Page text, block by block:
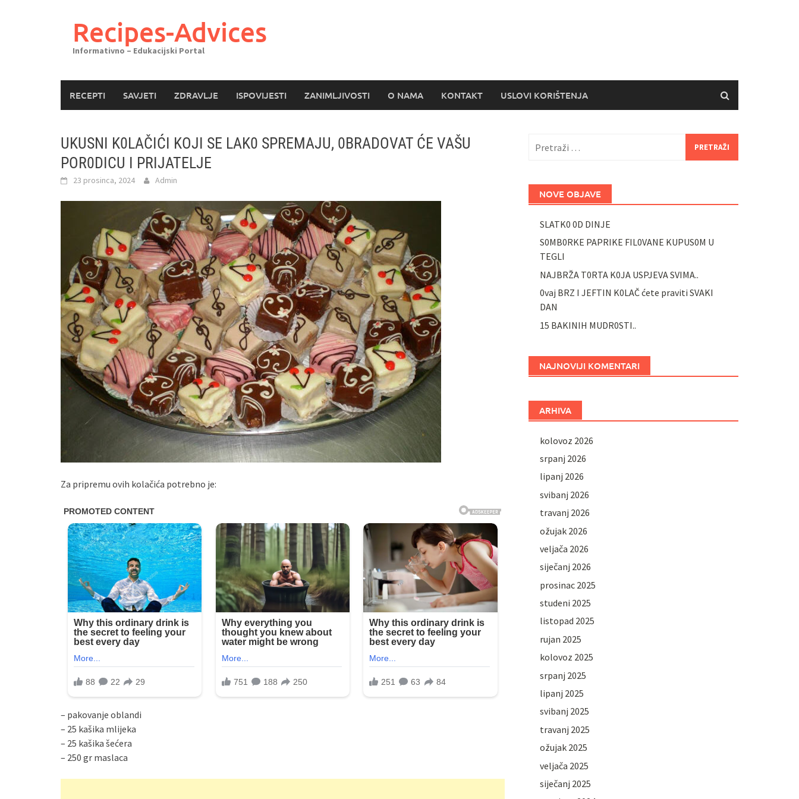
Recipes-Advices
Informativno – Edukacijski Portal
RECEPTI SAVJETI ZDRAVLJE ISPOVIJESTI ZANIMLJIVOSTI O NAMA KONTAKT USLOVI KORIŠTENJA
UKUSNI K0LAČIĆI KOJI SE LAK0 SPREMAJU, 0BRADOVAT ĆE VAŠU
POR0DICU I PRIJATELJE
23 prosinca, 2024 Admin
Za pripremu ovih kolačića potrebno je:
– pakovanje oblandi
– 25 kašika mlijeka
– 25 kašika šećera
– 250 gr maslaca
NOVE OBJAVE
SLATK0 0D DINJE
S0MB0RKE PAPRIKE FIL0VANE KUPUS0M U
TEGLI
NAJBRŽA T0RTA K0JA USPJEVA SVIMA..
0vaj BRZ I JEFTIN K0LAČ ćete praviti SVAKI
DAN
15 BAKINIH MUDR0STI..
NAJNOVIJI KOMENTARI
ARHIVA
kolovoz 2026
srpanj 2026
lipanj 2026
svibanj 2026
travanj 2026
ožujak 2026
veljača 2026
siječanj 2026
prosinac 2025
studeni 2025
listopad 2025
rujan 2025
kolovoz 2025
srpanj 2025
lipanj 2025
svibanj 2025
travanj 2025
ožujak 2025
veljača 2025
siječanj 2025